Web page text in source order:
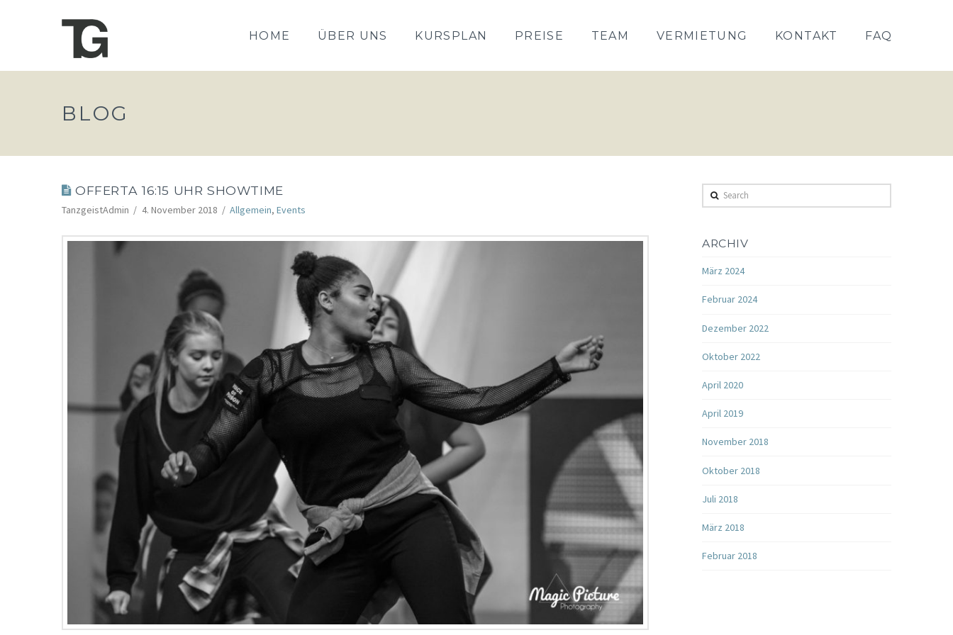
HOME ÜBER UNS KURSPLAN PREISE TEAM VERMIETUNG KONTAKT FAQ
BLOG
OFFERTA 16:15 UHR SHOWTIME
TanzgeistAdmin 4. November 2018 Allgemein,Events
Search
ARCHIV
März 2024
Februar 2024
Dezember 2022
Oktober 2022
April 2020
April 2019
November 2018
Oktober 2018
Juli 2018
März 2018
Februar 2018